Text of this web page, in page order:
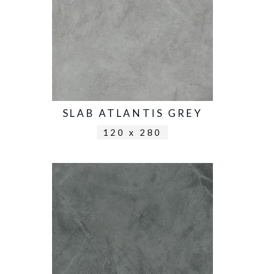
SLAB ATLANTIS GREY
120 x 280